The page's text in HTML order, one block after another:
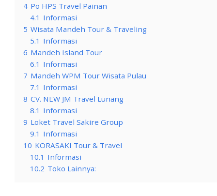
4 Po HPS Travel Painan
4.1 Informasi
5 Wisata Mandeh Tour & Traveling
5.1 Informasi
6 Mandeh Island Tour
6.1 Informasi
7 Mandeh WPM Tour Wisata Pulau
7.1 Informasi
8 CV. NEW JM Travel Lunang
8.1 Informasi
9 Loket Travel Sakire Group
9.1 Informasi
10 KORASAKI Tour & Travel
10.1 Informasi
10.2 Toko Lainnya: